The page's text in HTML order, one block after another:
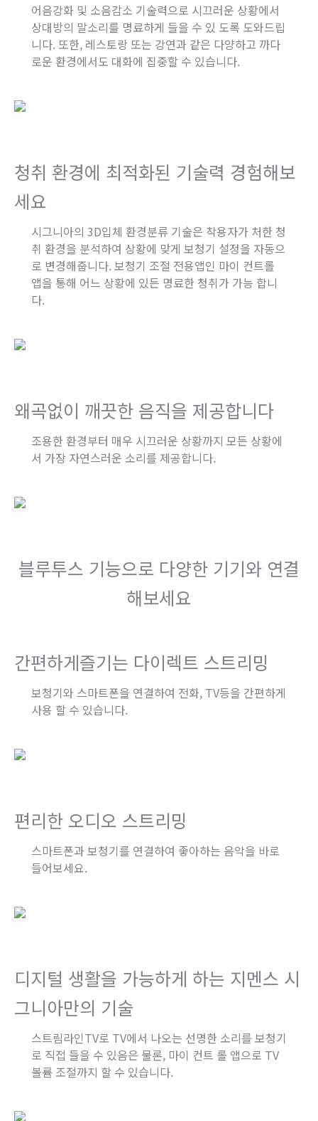
어음강화 및 소음감소 기술력으로 시끄러운 상황에서
상대방의 말소리를 명료하게 들을 수 있 도록 도와드립
니다. 또한, 레스토랑 또는 강연과 같은 다양하고 까다
로운 환경에서도 대화에 집중할 수 있습니다.
청취 환경에 최적화된 기술력 경험해보
세요
시그니아의 3D입체 환경분류 기술은 착용자가 처한 청
취 환경을 분석하여 상황에 맞게 보청기 설정을 자동으
로 변경해줍니다. 보청기 조절 전용앱인 마이 컨트롤
앱을 통해 어느 상황에 있든 명료한 청취가 가능 합니
다.
왜곡없이 깨끗한 음직을 제공합니다
조용한 환경부터 매우 시끄러운 상황까지 모든 상황에
서 가장 자연스러운 소리를 제공합니다.
블루투스 기능으로 다양한 기기와 연결
해보세요
간편하게즐기는 다이렉트 스트리밍
보청기와 스마트폰을 연결하여 전화, TV등을 간편하게
사용 할 수 있습니다.
편리한 오디오 스트리밍
스마트폰과 보청기를 연결하여 좋아하는 음악을 바로
들어보세요.
디지털 생활을 가능하게 하는 지멘스 시
그니아만의 기술
스트림라인TV로 TV에서 나오는 선명한 소리를 보청기
로 직접 들을 수 있음은 물론, 마이 컨트 롤 앱으로 TV
볼륨 조절까지 할 수 있습니다.